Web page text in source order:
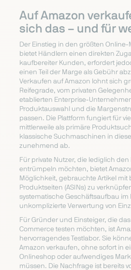
Auf Amazon
sich das – und für
Der Einstieg in den größten Online-
bietet Händlern einen direkten
kaufbereiter Kunden, erfordert
einen Teil der Marge als Gebühr
Verkaufen auf Amazon lohnt sich
Reifegrade, vom privaten
etablierten Enterprise-
Produktauswahl und die
passen. Die Plattform fungiert für
mittlerweile als primäre
klassische Suchmaschinen in
zunehmend ab.
Für private Nutzer, die lediglich
entrümpeln möchten, bietet
Möglichkeit, gebrauchte Artikel mit
Produktseiten (ASINs) zu
systematische Geschäftsaufbau im
unkomplizierte Verwertung von
Für Gründer und Einsteiger, die
Commerce testen möchten, ist
hervorragendes Testlabor. Sie
Amazon verkaufen, ohne sofort in
Onlineshop oder aufwendiges
müssen. Die Nachfrage ist bereits